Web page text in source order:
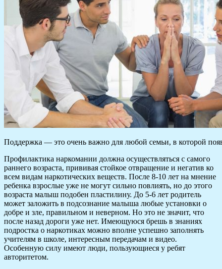
Поддержка — это очень важно для любой семьи, в которой
Профилактика наркомании должна осуществляться с самого
раннего возраста, прививая стойкое отвращение и негатив ко
всем видам наркотических веществ. После 8-10 лет на мнение
ребенка взрослые уже не могут сильно повлиять, но до этого
возраста малыш подобен пластилину. До 5-6 лет родитель
может заложить в подсознание малыша любые установки о
добре и зле, правильном и неверном. Но это не значит, что
после назад дороги уже нет. Имеющуюся брешь в знаниях
подростка о наркотиках можно вполне успешно заполнять
учителям в школе, интересным передачам и видео.
Особенную силу имеют люди, пользующиеся у ребят
авторитетом.